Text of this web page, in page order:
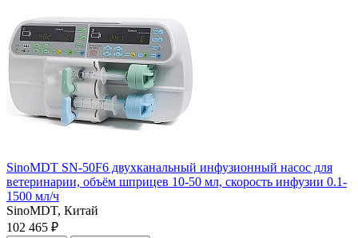
SinoMDT SN-50F6 двухканальный инфузионный насос для
ветеринарии, объём шприцев 10-50 мл, скорость инфузии 0.1-
1500 мл/ч
SinoMDT, Китай
102 465 ₽